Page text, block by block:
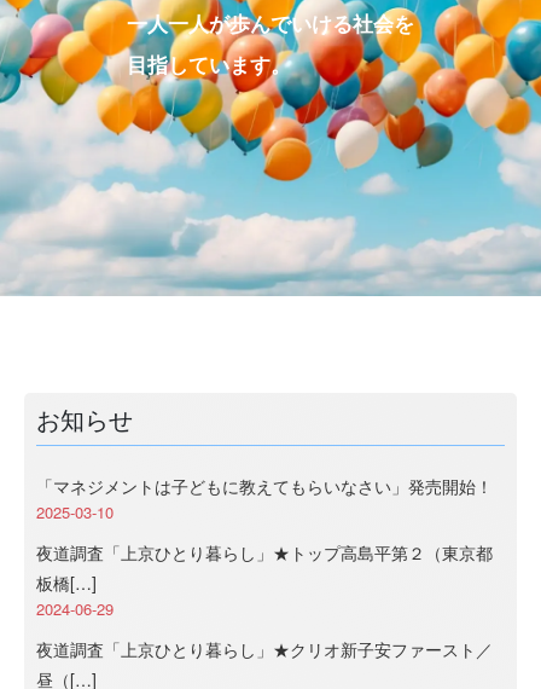
一人一人が歩んでいける社会を
目指しています。
お知らせ
「マネジメントは子どもに教えてもらいなさい」発売開始！
2025-03-10
夜道調査「上京ひとり暮らし」★トップ高島平第２（東京都
板橋[…]
2024-06-29
夜道調査「上京ひとり暮らし」★クリオ新子安ファースト／
昼（[…]